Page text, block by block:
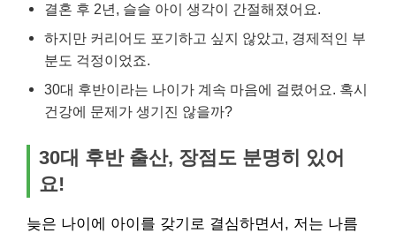
결혼 후 2년, 슬슬 아이 생각이 간절해졌어요.
하지만 커리어도 포기하고 싶지 않았고, 경제적인 부
분도 걱정이었죠.
30대 후반이라는 나이가 계속 마음에 걸렸어요. 혹시
건강에 문제가 생기진 않을까?
30대 후반 출산, 장점도 분명히 있어
요!
늦은 나이에 아이를 갖기로 결심하면서, 저는 나름